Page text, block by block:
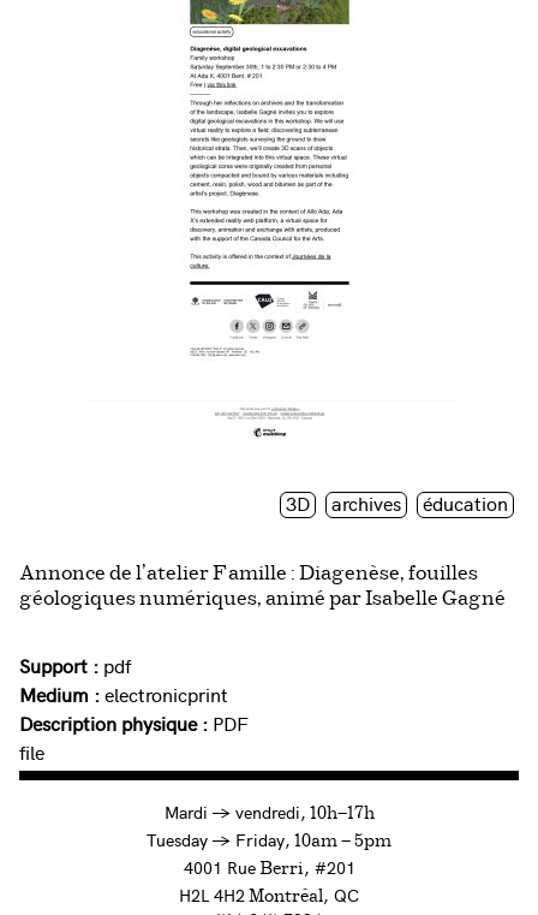
3D archives éducation
Annonce de l’atelier Famille : Diagenèse, fouilles
géologiques numériques, animé par Isabelle Gagné
Support : pdf
Medium :electronicprint
Description physique : PDF
file
Mardi →à
vendredi, 10h—17h
Tuesday →toFriday, 10am — 5pm
4001 RueBerri, #201
H2L 4H2 Montréal, QC